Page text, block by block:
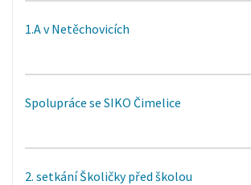
1.A v Netěchovicích
Spolupráce se SIKO Čimelice
2. setkání Školičky před školou